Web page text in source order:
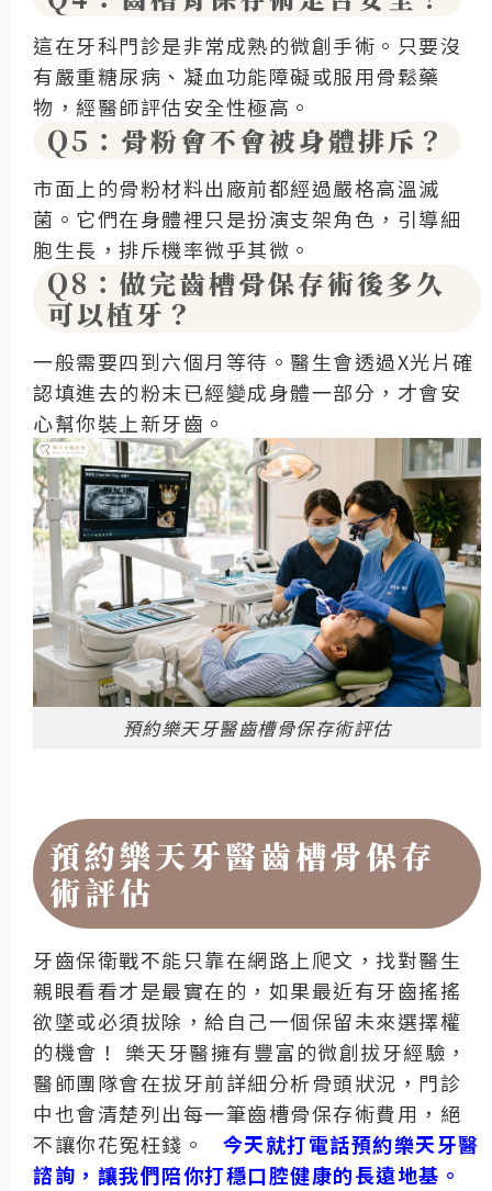
這在牙科門診是非常成熟的微創手術。只要沒
有嚴重糖尿病、凝血功能障礙或服用骨鬆藥
物，經醫師評估安全性極高。
Q5：骨粉會不會被身體排斥？
市面上的骨粉材料出廠前都經過嚴格高溫滅
菌。它們在身體裡只是扮演支架角色，引導細
胞生長，排斥機率微乎其微。
Q8：做完齒槽骨保存術後多久
可以植牙？
一般需要四到六個月等待。醫生會透過X光片確
認填進去的粉末已經變成身體一部分，才會安
心幫你裝上新牙齒。
預約樂天牙醫齒槽骨保存術評估
預約樂天牙醫齒槽骨保存
術評估
牙齒保衛戰不能只靠在網路上爬文，找對醫生
親眼看看才是最實在的，如果最近有牙齒搖搖
欲墜或必須拔除，給自己一個保留未來選擇權
的機會！
樂天牙醫擁有豐富的微創拔牙經驗，
醫師團隊會在拔牙前詳細分析骨頭狀況，門診
中也會清楚列出每一筆齒槽骨保存術費用，絕
不讓你花冤枉錢。
今天就打電話預約樂天牙醫
諮詢，讓我們陪你打穩口腔健康的長遠地基。